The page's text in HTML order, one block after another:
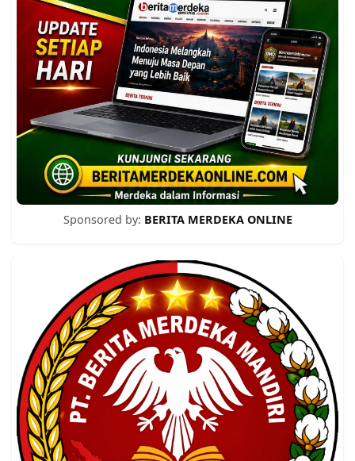
Sponsored by: BERITA MERDEKA ONLINE